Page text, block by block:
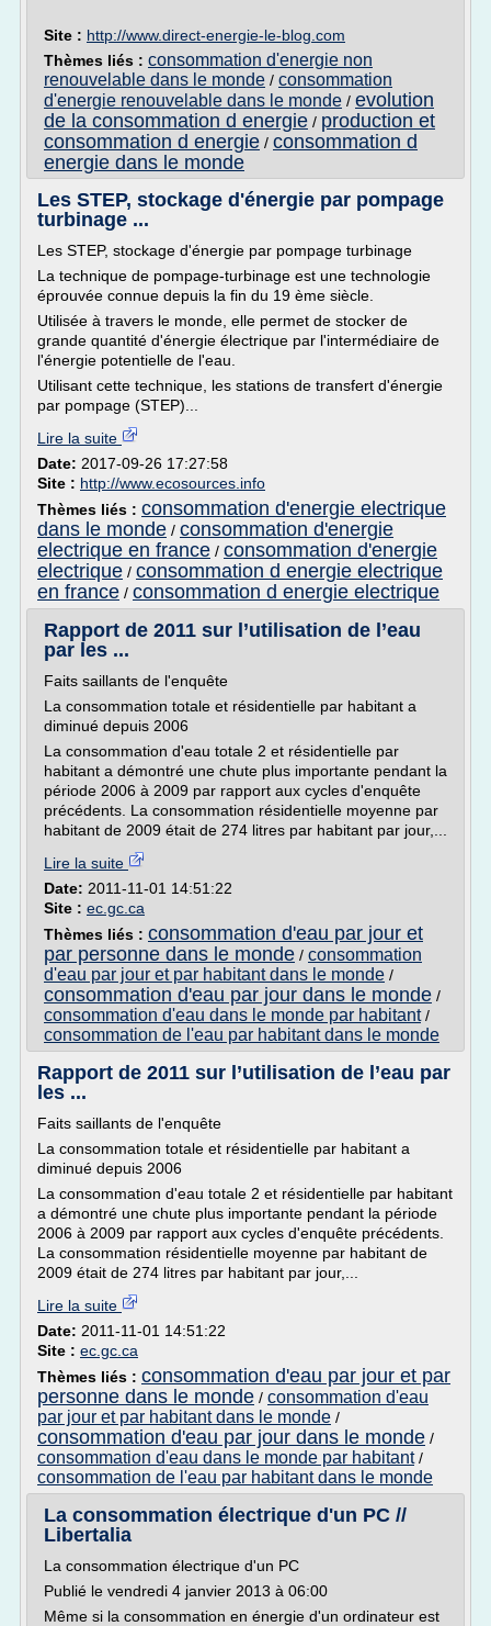
Site : http://www.direct-energie-le-blog.com
Thèmes liés : consommation d'energie non
renouvelable dans le monde / consommation
d'energie renouvelable dans le monde / evolution
de la consommation d energie / production et
consommation d energie / consommation d
energie dans le monde
Les STEP, stockage d'énergie par pompage
turbinage ...
Les STEP, stockage d'énergie par pompage turbinage
La technique de pompage-turbinage est une technologie
éprouvée connue depuis la fin du 19 ème siècle.
Utilisée à travers le monde, elle permet de stocker de
grande quantité d'énergie électrique par l'intermédiaire de
l'énergie potentielle de l'eau.
Utilisant cette technique, les stations de transfert d'énergie
par pompage (STEP)...
Lire la suite
Date: 2017-09-26 17:27:58
Site : http://www.ecosources.info
Thèmes liés : consommation d'energie electrique
dans le monde / consommation d'energie
electrique en france / consommation d'energie
electrique / consommation d energie electrique
en france / consommation d energie electrique
Rapport de 2011 sur l’utilisation de l’eau
par les ...
Faits saillants de l'enquête
La consommation totale et résidentielle par habitant a
diminué depuis 2006
La consommation d'eau totale 2 et résidentielle par
habitant a démontré une chute plus importante pendant la
période 2006 à 2009 par rapport aux cycles d'enquête
précédents. La consommation résidentielle moyenne par
habitant de 2009 était de 274 litres par habitant par jour,...
Lire la suite
Date: 2011-11-01 14:51:22
Site : ec.gc.ca
Thèmes liés : consommation d'eau par jour et
par personne dans le monde / consommation
d'eau par jour et par habitant dans le monde /
consommation d'eau par jour dans le monde /
consommation d'eau dans le monde par habitant/
consommation de l'eau par habitant dans le monde
Rapport de 2011 sur l’utilisation de l’eau par
les ...
Faits saillants de l'enquête
La consommation totale et résidentielle par habitant a
diminué depuis 2006
La consommation d'eau totale 2 et résidentielle par habitant
a démontré une chute plus importante pendant la période
2006 à 2009 par rapport aux cycles d'enquête précédents.
La consommation résidentielle moyenne par habitant de
2009 était de 274 litres par habitant par jour,...
Lire la suite
Date: 2011-11-01 14:51:22
Site : ec.gc.ca
Thèmes liés : consommation d'eau par jour et par
personne dans le monde / consommation d'eau
par jour et par habitant dans le monde /
consommation d'eau par jour dans le monde /
consommation d'eau dans le monde par habitant/
consommation de l'eau par habitant dans le monde
La consommation électrique d'un PC //
Libertalia
La consommation électrique d'un PC
Publié le vendredi 4 janvier 2013 à 06:00
Même si la consommation en énergie d'un ordinateur est